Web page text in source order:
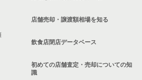
き売却物件の案件一覧
き売却物件の案件一覧
き売却物件の案件一覧
店舗売却・譲渡額相場を知る
飲食店閉店データベース
初めての店舗査定・売却についての知
識